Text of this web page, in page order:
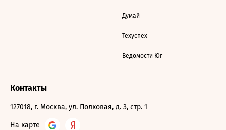
Думай
Техуспех
Ведомости Юг
Контакты
127018, г. Москва, ул. Полковая, д. 3, стр. 1
На карте